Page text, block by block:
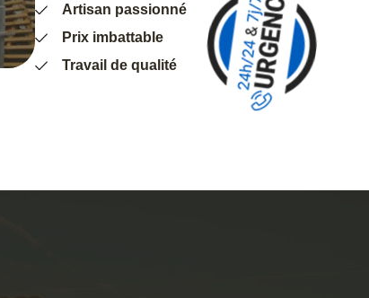
Artisan passionné
Prix imbattable
Travail de qualité